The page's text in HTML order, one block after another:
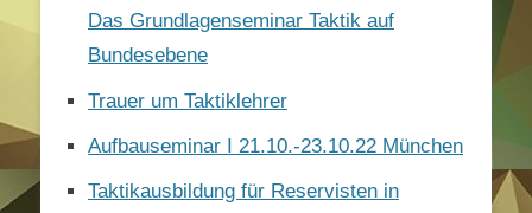
Das Grundlagenseminar Taktik auf
Bundesebene
Trauer um Taktiklehrer
Aufbauseminar I 21.10.-23.10.22 München
Taktikausbildung für Reservisten in